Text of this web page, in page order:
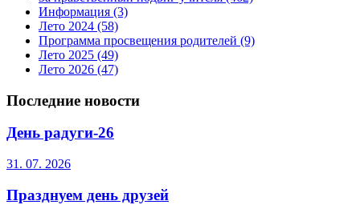
Информация (3)
Лето 2024 (58)
Программа просвещения родителей (9)
Лето 2025 (49)
Лето 2026 (47)
Последние новости
День радуги-26
31. 07. 2026
Празднуем день друзей